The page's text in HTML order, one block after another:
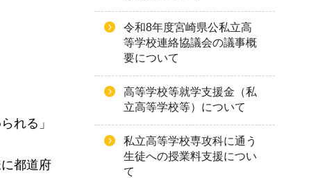
れる」
都道府
令和8年度宮崎県公私立高
等学校連絡協議会の議事概
要について
高等学校等就学支援金（私
立高等学校等）について
私立高等学校専攻科に通う
生徒への授業料支援につい
て